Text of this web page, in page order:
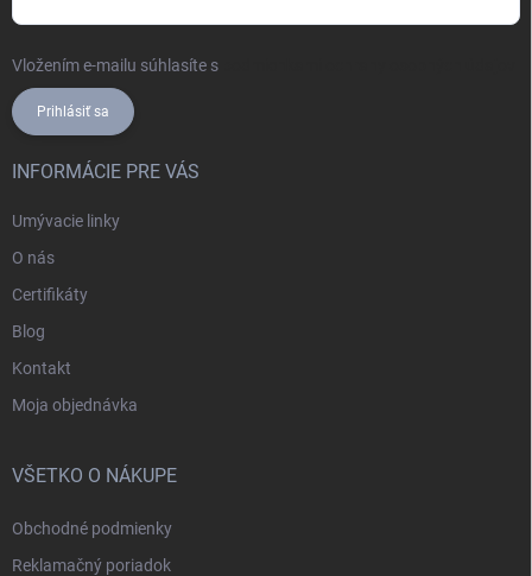
Vložením e-mailu súhlasíte s
Prihlásiť sa
INFORMÁCIE PRE VÁS
Umývacie linky
O nás
Certifikáty
Blog
Kontakt
Moja objednávka
VŠETKO O NÁKUPE
Obchodné podmienky
Reklamačný poriadok